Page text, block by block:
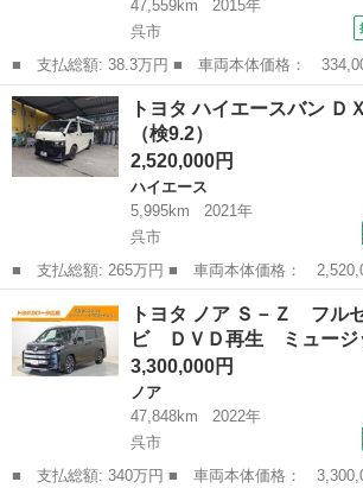
47,559km
2015年
呉市
■ 支払総額: 38.3万円 ■ 車両本体価格： 334,000 円 ■ メーカー
名： トヨタ ■ 車種名： ピクシスエポック
Ｘ キーレスエントリー アイドリングストッ
システム ＡＢ...
広島 呉市 その他
トヨタ ハイエースバン
（検9.2）
2,520,000円
ハイエース
5,995km
2021年
呉市
■ 支払総額: 265万円 ■ 車両本体価格： 2,520,000 円 ■ メーカー
名： トヨタ ■ 車種名： ハイエースバン ■
Ｘ ＧＬパッケージ ■ 排気量： 2000cc ■ ド
呉市 ハイエース
トヨタ ノア Ｓ－Ｚ フル
ビ ＤＶＤ再生 ミュージ
3,300,000円
ノア
47,848km
2022年
呉市
■ 支払総額: 340万円 ■ 車両本体価格： 3,300,000 円 ■ メーカー